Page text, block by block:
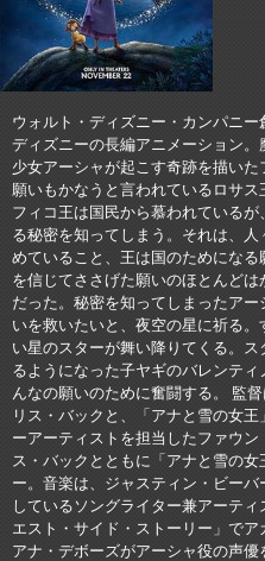
ウォルト・ディズニー・カンパニー
ディズニーの長編アニメーション
少女アーシャが起こす奇跡を描い
願いもかなうと言われているロサ
フィコ王は国民から慕われている
る秘密を知ってしまう。それは、
めていること、王は国のためにな
を信じてささげた願いのほとんど
だった。秘密を知ってしまったア
いを救いたいと、夜空の星に祈る
い星のスターが舞い降りてくる。
るようになった子ヤギのバレンテ
んなの願いのために奮闘する。 監
リス・バックと、「アナと雪の女
ーアーティストを担当したファウ
ス・バックとともに「アナと雪の
ー。音楽は、ジャスティン・ビー
しているソングライター兼アーテ
エスト・サイド・ストーリー」で
アナ・デボーズがアーシャ役の声優